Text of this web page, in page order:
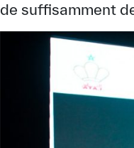
de suffisamment